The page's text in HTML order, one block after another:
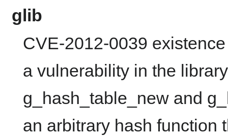
glib
CVE-2012-0039
a vulnerability in the
g_hash_table_new and
an arbitrary hash function